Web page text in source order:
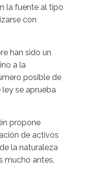
la fuente al tipo
con
han sido un
a la
posible de
se aprueba
propone
de activos
la naturaleza
mucho antes.